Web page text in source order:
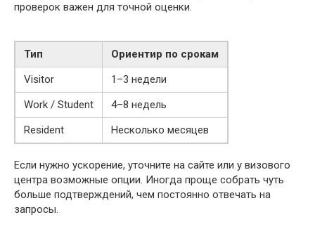
проверок важен для точной оценки.
Тип
Ориентир по срокам
Visitor
1–3 недели
Work / Student
4–8 недель
Resident
Несколько месяцев
Если нужно ускорение, уточните на сайте или у визового
центра возможные опции. Иногда проще собрать чуть
больше подтверждений, чем постоянно отвечать на
запросы.